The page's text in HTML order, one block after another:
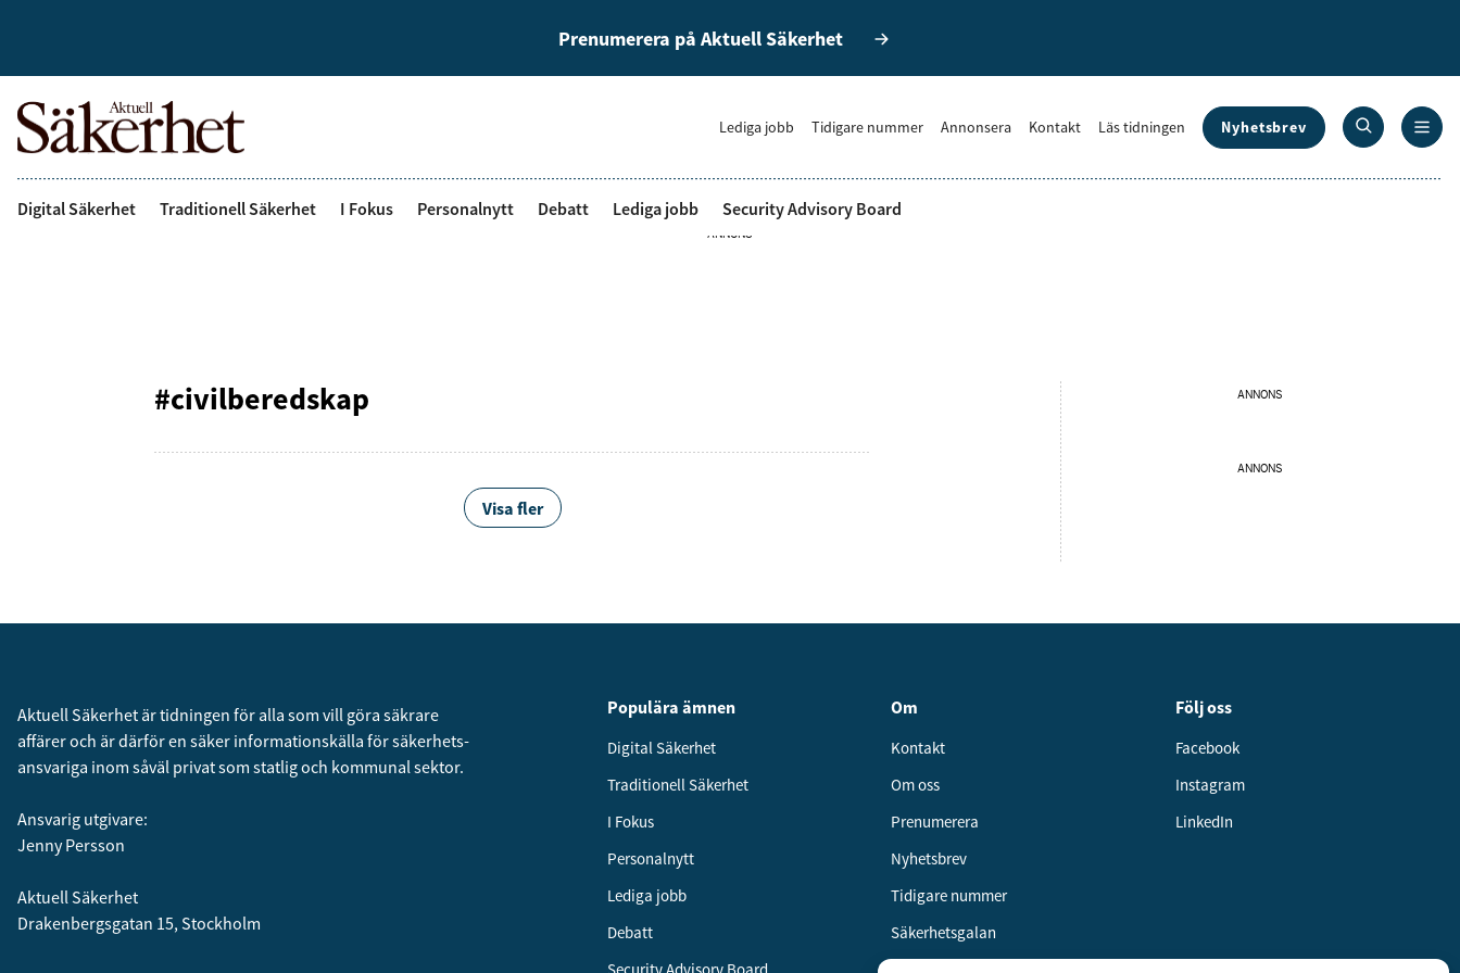
Prenumerera på Aktuell Säkerhet
Lediga jobb Tidigare nummer Annonsera Kontakt Läs tidningen Nyhetsbrev
Digital Säkerhet Traditionell Säkerhet I Fokus Personalnytt Debatt Lediga jobb Security Advisory Board
ANNONS
#civilberedskap
Visa fler
ANNONS
ANNONS
Aktuell Säkerhet är tidningen för alla som vill göra säkrare
affärer och är därför en säker informationskälla för säkerhets­
ansvariga inom såväl privat som statlig och kommunal sektor.
Ansvarig utgivare:
Jenny Persson
Aktuell Säkerhet
Drakenbergsgatan 15, Stockholm
Populära ämnen
Digital Säkerhet
Traditionell Säkerhet
I Fokus
Personalnytt
Lediga jobb
Debatt
Om
Kontakt
Om oss
Prenumerera
Nyhetsbrev
Tidigare nummer
Säkerhetsgalan
Följ oss
Facebook
Instagram
LinkedIn